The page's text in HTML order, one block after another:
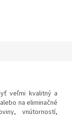
veľmi kvalitný a
na eliminačné
vnútorností,